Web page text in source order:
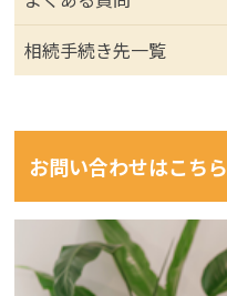
相続手続き先一覧
お問い合わせはこちら